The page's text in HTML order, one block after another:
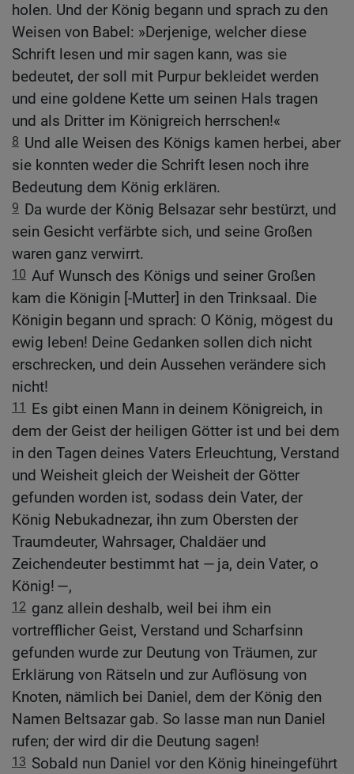
holen. Und der König begann und sprach zu den
Weisen von Babel: »Derjenige, welcher diese
Schrift lesen und mir sagen kann, was sie
bedeutet, der soll mit Purpur bekleidet werden
und eine goldene Kette um seinen Hals tragen
und als Dritter im Königreich herrschen!«
8 Und alle Weisen des Königs kamen herbei, aber
sie konnten weder die Schrift lesen noch ihre
Bedeutung dem König erklären.
9 Da wurde der König Belsazar sehr bestürzt, und
sein Gesicht verfärbte sich, und seine Großen
waren ganz verwirrt.
10 Auf Wunsch des Königs und seiner Großen
kam die Königin [-Mutter] in den Trinksaal. Die
Königin begann und sprach: O König, mögest du
ewig leben! Deine Gedanken sollen dich nicht
erschrecken, und dein Aussehen verändere sich
nicht!
11
Es gibt einen Mann in deinem Königreich, in
dem der Geist der heiligen Götter ist und bei dem
in den Tagen deines Vaters Erleuchtung, Verstand
und Weisheit gleich der Weisheit der Götter
gefunden worden ist, sodass dein Vater, der
König Nebukadnezar, ihn zum Obersten der
Traumdeuter, Wahrsager, Chaldäer und
Zeichendeuter bestimmt hat — ja, dein Vater, o
König! —,
12 ganz allein deshalb, weil bei ihm ein
vortrefflicher Geist, Verstand und Scharfsinn
gefunden wurde zur Deutung von Träumen, zur
Erklärung von Rätseln und zur Auflösung von
Knoten, nämlich bei Daniel, dem der König den
Namen Beltsazar gab. So lasse man nun Daniel
rufen; der wird dir die Deutung sagen!
13 Sobald nun Daniel vor den König hineingeführt